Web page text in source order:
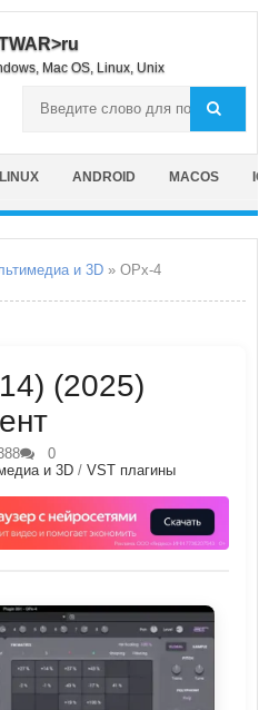
Mac OS, Linux, Unix
LINUX ANDROID MACOS
и 3D » OPx-4
(2025)
0
и 3D / VST плагины